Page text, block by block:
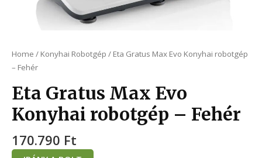
Home / Konyhai Robotgép / Eta Gratus Max Evo Konyhai robotgép
– Fehér
Eta Gratus Max Evo
Konyhai robotgép – Fehér
170.790 Ft